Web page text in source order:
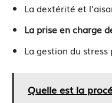
La dextérité et
La prise en charge
La gestion du
Quelle est la